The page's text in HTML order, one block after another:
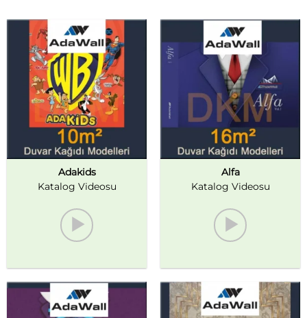
Adakids
Katalog Videosu
Alfa
Katalog Videosu